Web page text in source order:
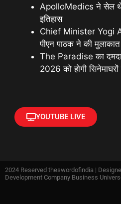
ApolloMedics ने सेल
इतिहास
Chief Minister Yogi
पीएन पाठक ने की मुलाकात
The Paradise का
2026 को होगी सिनेमाघरों
YOUTUBE LIVE
2024 Reserved theswordofindia |
Development Company Business